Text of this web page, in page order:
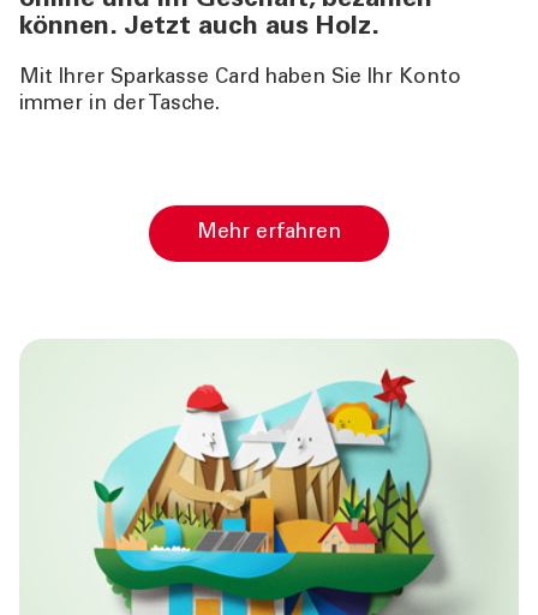
können. Jetzt auch aus Holz.
Mit Ihrer Sparkasse Card haben Sie Ihr Konto
immer in der Tasche.
Mehr erfahren